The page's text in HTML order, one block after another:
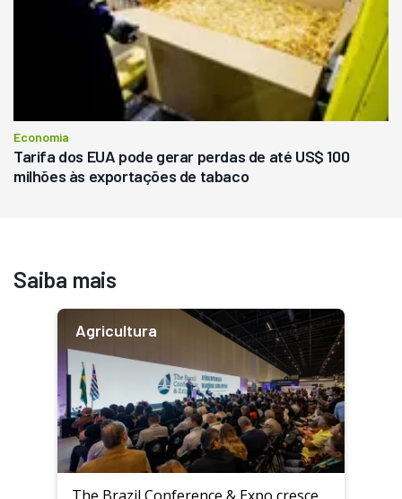
Economia
Tarifa dos EUA pode gerar perdas de até US$ 100
milhões às exportações de tabaco
Saiba mais
Agricultura